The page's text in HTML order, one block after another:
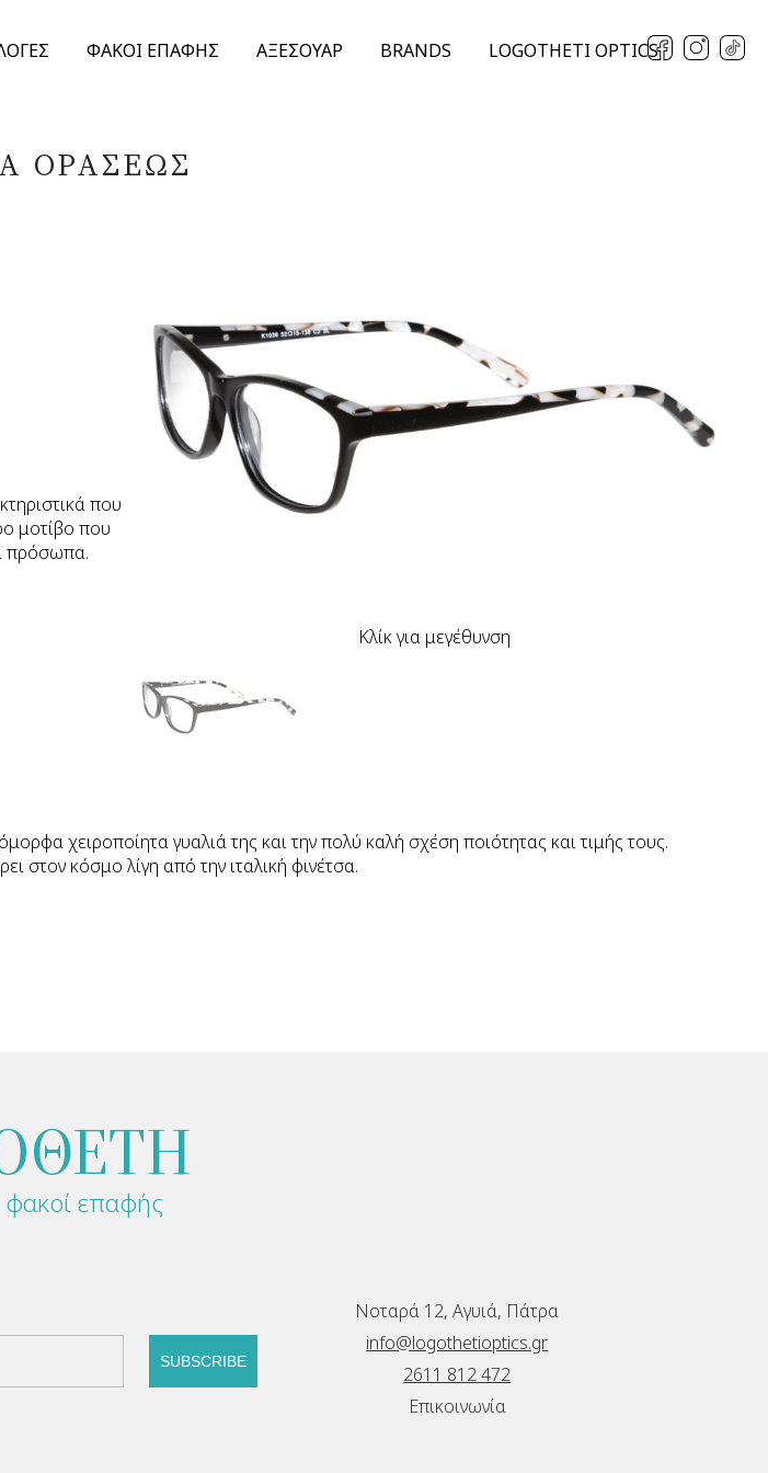
ΦΑΚΟΙ ΕΠΑΦΗΣ ΑΞΕΣΟΥΑΡ BRANDS LOGOTHETI OPTICS
ΟΡΑΣΕΩΣ
Κλίκ για μεγέθυνση
που
μοτίβο που
πρόσωπα.
χειροποίητα γυαλιά της και την πολύ καλή σχέση ποιότητας και τιμής τους.
στον κόσμο λίγη από την ιταλική φινέτσα.
επαφής
SUBSCRIBE
Νοταρά 12, Αγυιά, Πάτρα
info@logothetioptics.gr
2611 812 472
Επικοινωνία